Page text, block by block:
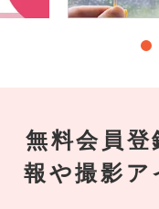
無料会員
報や撮影